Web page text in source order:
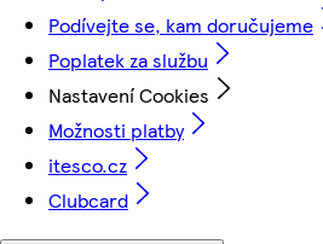
Podívejte se, kam doručujeme
Poplatek za službu
Nastavení Cookies
Možnosti platby
itesco.cz
Clubcard